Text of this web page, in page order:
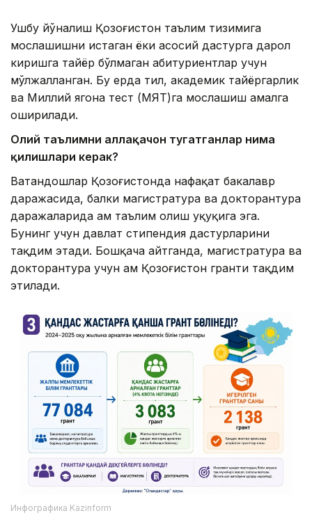
Ушбу йўналиш Қозоғистон таълим тизимига
мослашишни истаган ёки асосий дастурга дарҳол
киришга тайёр бўлмаган абитуриентлар учун
мўлжалланган. Бу ерда тил, академик тайёргарлик
ва Миллий ягона тест (МЯТ)га мослашиш амалга
оширилади.
Олий таълимни аллақачон тугатганлар нима
қилишлари керак?
Ватандошлар Қозоғистонда нафақат бакалавр
даражасида, балки магистратура ва докторантура
даражаларида ҳам таълим олиш ҳуқуқига эга.
Бунинг учун давлат стипендия дастурларини
тақдим этади. Бошқача айтганда, магистратура ва
докторантура учун ҳам Қозоғистон гранти тақдим
этилади.
Инфографика Kazinform